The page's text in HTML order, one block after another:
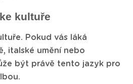
kultuře
Pokud vás láká
italské umění nebo
být právě tento jazyk pro